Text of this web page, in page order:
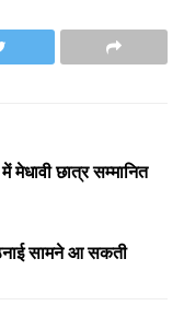
मेधावी छात्र सम्मानित
सामने आ सकती